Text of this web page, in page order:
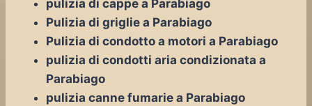
pulizia di cappe a Parabiago
Pulizia di griglie a Parabiago
Pulizia di condotto a motori a Parabiago
pulizia di condotti aria condizionata a
Parabiago
pulizia canne fumarie a Parabiago